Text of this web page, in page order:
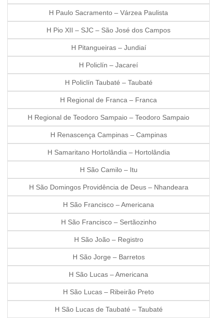
H Paulo Sacramento – Várzea Paulista
H Pio XII – SJC – São José dos Campos
H Pitangueiras – Jundiaí
H Policlín – Jacareí
H Policlín Taubaté – Taubaté
H Regional de Franca – Franca
H Regional de Teodoro Sampaio – Teodoro Sampaio
H Renascença Campinas – Campinas
H Samaritano Hortolândia – Hortolândia
H São Camilo – Itu
H São Domingos Providência de Deus – Nhandeara
H São Francisco – Americana
H São Francisco – Sertãozinho
H São João – Registro
H São Jorge – Barretos
H São Lucas – Americana
H São Lucas – Ribeirão Preto
H São Lucas de Taubaté – Taubaté